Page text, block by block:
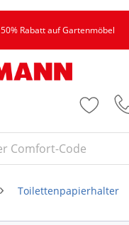
50% Rabatt auf Gartenmöbel
Toilettenpapierhalter